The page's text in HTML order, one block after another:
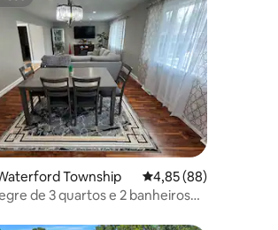
média de 5, 3 avaliações
Township 4,85 de uma
4,85 (88)
de 3 quartos e 2 banheiros